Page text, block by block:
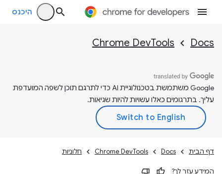
היכנס
Docs
Chrome DevTools
‫Google משתמשת בטכנולוגיית AI כדי לתרגם תוכן לשפה המועדפת
עליך. בתרגומים כאלו עשויות להיות שגיאות.
דף הבית Docs
Chrome DevTools חלוניות
המידע עזר לך?